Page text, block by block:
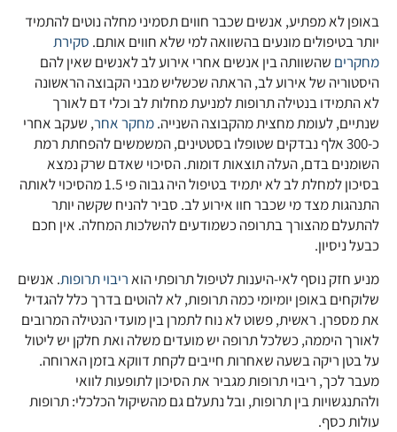
באופן לא מפתיע, אנשים שכבר חווים תסמיני מחלה נוטים להתמיד
יותר בטיפולים מונעים בהשוואה למי שלא חווים אותם. סקירת
מחקרים שהשוותה בין אנשים אחרי אירוע לב לאנשים שאין להם
היסטוריה של אירוע לב, הראתה שכשליש מבני הקבוצה הראשונה
לא התמידו בנטילה תרופות למניעת מחלות לב וכלי דם לאורך
שנתיים, לעומת מחצית מהקבוצה השנייה.מחקר אחר, שעקב אחרי
כ-300 אלף נבדקים שטופלו בסטטינים, המשמשים להפחתת רמת
השומנים בדם, העלה תוצאות דומות. הסיכוי שאדם שרק נמצא
בסיכון למחלת לב לא יתמיד בטיפול היה גבוה פי 1.5 מהסיכוי לאותה
התנהגות מצד מי שכבר חוו אירוע לב. סביר להניח שקשה יותר
להתעלם מהצורך בתרופה כשמודעים להשלכות המחלה. אין חכם
כבעל ניסיון.
מניע חזק נוסף לאי-היענות לטיפול תרופתי הואריבוי תרופות. אנשים
שלוקחים באופן יומיומי כמה תרופות, לא להוטים בדרך כלל להגדיל
את מספרן. ראשית, פשוט לא נוח לתמרן בין מועדי הנטילה המרובים
לאורך היממה, כשלכל תרופה יש מועדים משלה ואת חלקן יש ליטול
על בטן ריקה בשעה שאחרות חייבים לקחת דווקא בזמן הארוחה.
מעבר לכך, ריבוי תרופות מגביר את הסיכון לתופעות לוואי
ולהתנגשויות בין תרופות, ובל נתעלם גם מהשיקול הכלכלי: תרופות
עולות כסף.